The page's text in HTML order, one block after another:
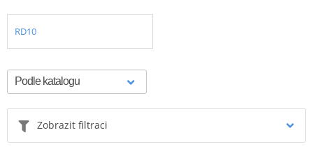
RD10
Zobrazit filtraci